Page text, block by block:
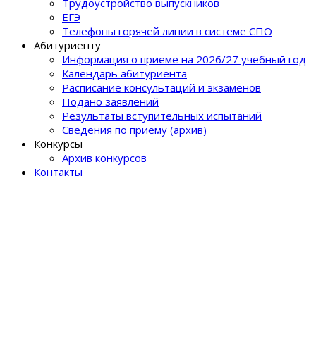
ЕГЭ
Телефоны горячей линии в системе СПО
Абитуриенту
Информация о приеме на 2026/27 учебный год
Календарь абитуриента
Расписание консультаций и экзаменов
Подано заявлений
Результаты вступительных испытаний
Сведения по приему (архив)
Конкурсы
Архив конкурсов
Контакты